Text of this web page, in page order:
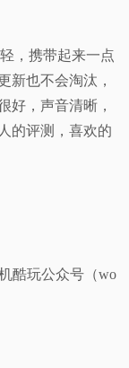
，携带起来一点
新也不会淘汰，
好，声音清晰，
的评测，喜欢的
酷玩公众号（wo